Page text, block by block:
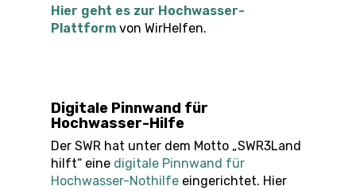
Hier geht es zur Hochwasser-
Plattform von WirHelfen.
Digitale Pinnwand für
Hochwasser-Hilfe
Der SWR hat unter dem Motto „SWR3Land
hilft“ eine digitale Pinnwand für
Hochwasser-Nothilfe eingerichtet. Hier